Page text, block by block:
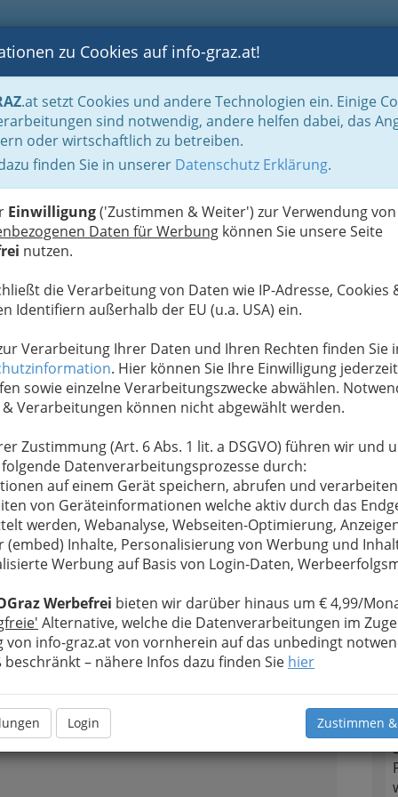
BLOGS FOTOS GASTRONOMIE BRANCHEN
zu Cookies auf info-graz.at!
.at setzt Cookies und andere Technologien ein. Einige
sind notwendig, andere helfen dabei, das
oder wirtschaftlich zu betreiben.
finden Sie in unserer Datenschutz Erklärung.
Einwilligung('Zustimmen & Weiter') zur Verwendung von
Daten für Werbung können Sie unsere Seite
nutzen.
die Verarbeitung von Daten wie IP-Adresse, Cookies
Identifiern außerhalb der EU (u.a. USA) ein.
Verarbeitung Ihrer Daten und Ihren Rechten finden Sie
. Hier können Sie Ihre Einwilligung jederzeit
sowie einzelne Verarbeitungszwecke abwählen.
& Verarbeitungen können nicht abgewählt werden.
Zustimmung (Art. 6 Abs. 1 lit. a DSGVO) führen wir und
Datenverarbeitungsprozesse durch:
auf einem Gerät speichern, abrufen und
von Geräteinformationen welche aktiv durch das
werden, Webanalyse, Webseiten-Optimierung,
(embed) Inhalte, Personalisierung von Werbung und
Werbung auf Basis von Login-Daten,
Werbefrei bieten wir darüber hinaus um € 4,99/
Alternative, welche die Datenverarbeitungen im
von info-graz.at von vornherein auf das unbedingt
beschränkt – nähere Infos dazu finden Sie hier
Login Zustimmen
wunderschöne Herrenkleider bzw. Herrenbekleidung! Darunter
Alle Bezirke
1
GrazGutschein
2
GrazGutschein